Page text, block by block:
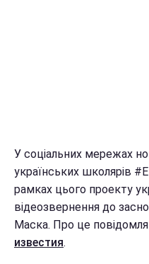
У соціальних мережах
українських школярів
рамках цього проекту
відеозвернення до
Маска. Про це
известия.